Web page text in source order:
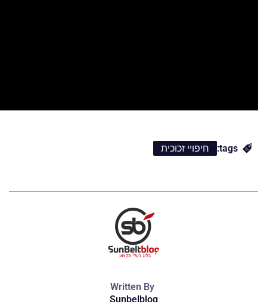
tags: חיפויי זכוכית
Written By
Sunbelblog